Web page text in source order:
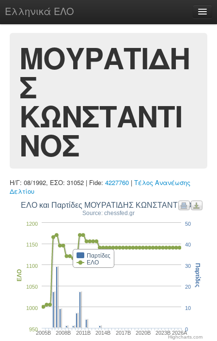
Ελληνικά ΕΛΟ
chesstu.be @ discord
Login
ΜΟΥΡΑΤΙΔΗ
Σ
ΚΩΝΣΤΑΝΤΙ
ΝΟΣ
Η/Γ: 08/1992, ΕΣΟ: 31052 | Fide: 4227760 | Τέλος Ανανέωσης
Δελτίου
ΕΛΟ και Παρτίδες ΜΟΥΡΑΤΙΔΗΣ ΚΩΝΣΤΑΝΤΙΝΟΣ
Source: chessfed.gr
Παρτίδες
ΕΛΟ
2005B 2008B 2011B 2014B 2017B 2020B 2023B 2026A
950
1000
1050
1100
1150
1200
ΕΛΟ
0
10
20
30
40
50
Παρτίδες
Highcharts.com